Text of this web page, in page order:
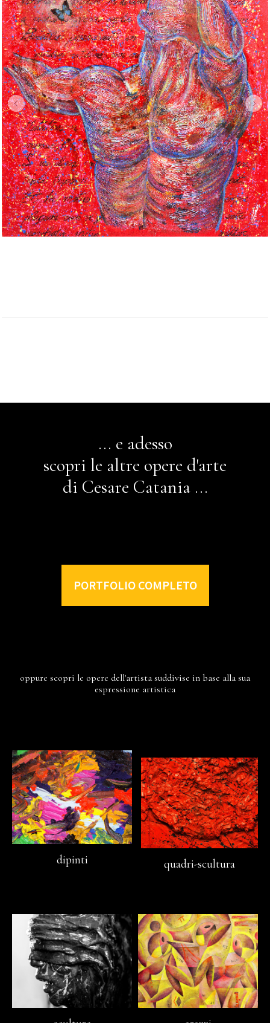
... e adesso
scopri le altre opere d'arte
di Cesare Catania ...
PORTFOLIO COMPLETO
oppure scopri le opere dell'artista suddivise in base alla sua
espressione artistica
dipinti quadri-scultura